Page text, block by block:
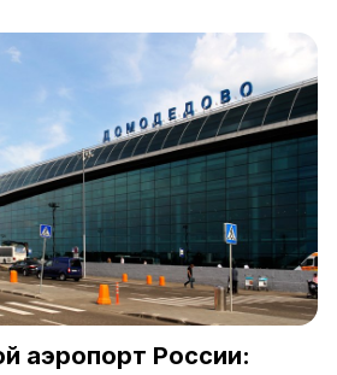
аэропорт России: